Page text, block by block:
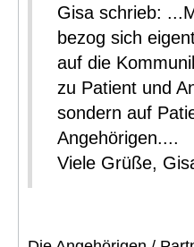
Gisa schrieb:
bezog sich
auf die
zu Patient und
sondern auf
Angehörigen....
Viele Grüße,